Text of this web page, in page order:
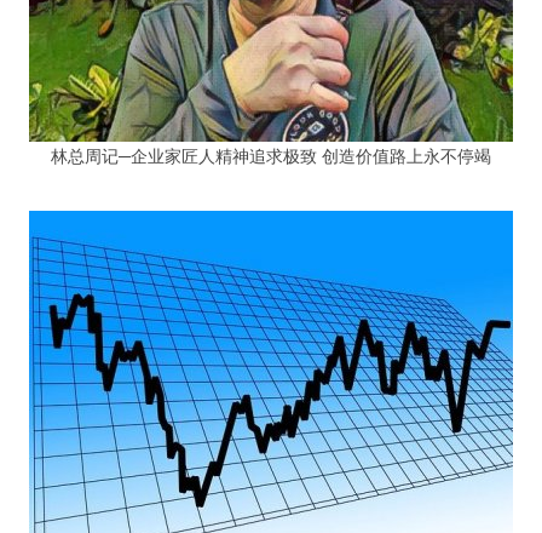
林总周记─企业家匠人精神追求极致 创造价值路上永不停竭